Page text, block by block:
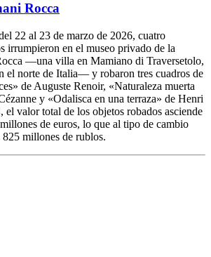
Rocca
22 al 23 de marzo de 2026, cuatro
irrumpieron en el museo privado de la
—una villa en Mamiano di Traversetolo,
el norte de Italia— y robaron tres cuadros de
de Auguste Renoir, «Naturaleza muerta
y «Odalisca en una terraza» de Henri
el valor total de los objetos robados asciende
de euros, lo que al tipo de cambio
millones de rublos.